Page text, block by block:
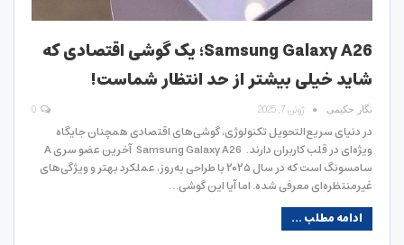
Samsung Galaxy A26؛ یک گوشی اقتصادی که
شاید خیلی بیشتر از حد انتظار شماست!
نگار حکیمی ژوئن 7, 2025
در دنیای سریع‌التحویل تکنولوژی، گوشی‌های اقتصادی همچنان جایگاه
ویژه‌ای در قلب کاربران دارند. Samsung Galaxy A26 آخرین عضو سری A
سامسونگ است که در سال ۲۰۲۵ با طراحی به‌روز، عملکرد بهتر و ویژگی‌های
غیرمنتظره‌ای معرفی شده. اما آیا این گوشی…
ادامه مطلب ...